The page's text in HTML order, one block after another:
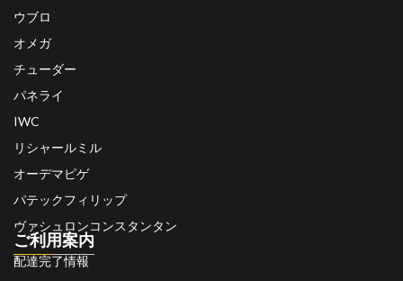
ウブロ
オメガ
チューダー
パネライ
IWC
リシャールミル
オーデマピゲ
パテックフィリップ
ヴァシュロンコンスタンタン
ご利用案内
配達完了情報